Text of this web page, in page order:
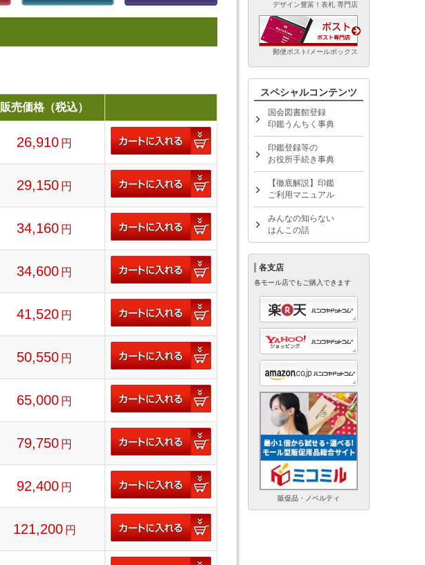
販売価格（税込）
26,910 円
29,150 円
34,160 円
34,600 円
41,520 円
50,550 円
65,000 円
79,750 円
92,400 円
121,200 円
デザイン豊富！表札 専門店
郵便ポスト/メールボックス
スペシャルコンテンツ
国会図書館登録
印鑑うんちく事典
印鑑登録等の
お役所手続き事典
【徹底解説】印鑑
ご利用マニュアル
みんなの知らない
はんこの話
各支店
各モール店でもご購入できます
販促品・ノベルティ